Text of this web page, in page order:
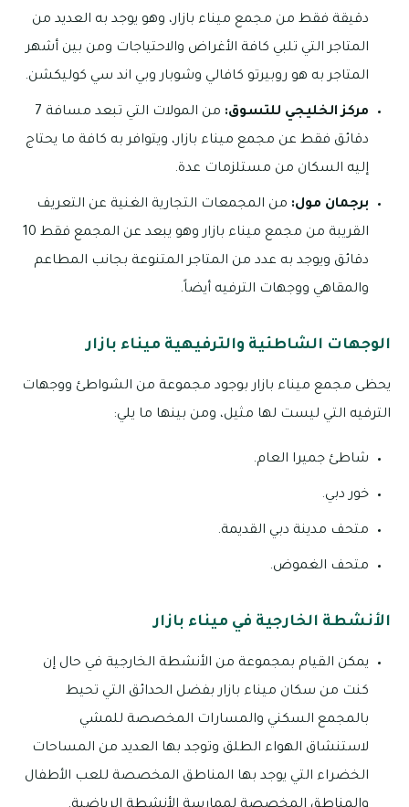
دقيقة فقط من مجمع ميناء بازار، وهو يوجد به العديد من
المتاجر التي تلبي كافة الأغراض والاحتياجات ومن بين أشهر
المتاجر به هو روبيرتو كافالي وشوبار وبي اند سي كوليكشن.
مركز الخليجي للتسوق:
من المولات التي تبعد مسافة 7
دقائق فقط عن مجمع ميناء بازار، ويتوافر به كافة ما يحتاج
إليه السكان من مستلزمات عدة.
برجمان مول: من المجمعات التجارية الغنية عن التعريف
القريبة من مجمع ميناء بازار وهو يبعد عن المجمع فقط 10
دقائق ويوجد به عدد من المتاجر المتنوعة بجانب المطاعم
والمقاهي ووجهات الترفيه أيضاً.
الوجهات الشاطئية والترفيهية ميناء بازار
يحظى مجمع ميناء بازار بوجود مجموعة من الشواطئ ووجهات
الترفيه التي ليست لها مثيل، ومن بينها ما يلي:
شاطئ جميرا العام.
خور دبي.
متحف مدينة دبي القديمة.
متحف الغموض.
الأنشطة الخارجية في ميناء بازار
يمكن القيام بمجموعة من الأنشطة الخارجية في حال إن
كنت من سكان ميناء بازار بفضل الحدائق التي تحيط
بالمجمع السكني والمسارات المخصصة للمشي
لاستنشاق الهواء الطلق وتوجد بها العديد من المساحات
الخضراء التي يوجد بها المناطق المخصصة للعب الأطفال